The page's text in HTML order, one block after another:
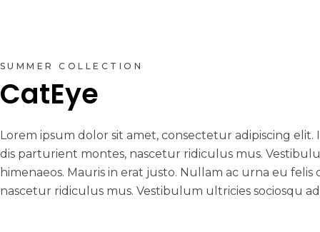
SUMMER COLLECTION
CatEye
Lorem ipsum dolor sit amet, consectetur adipiscing
dis parturient montes, nascetur ridiculus mus.
himenaeos. Mauris in erat justo. Nullam ac urna eu
nascetur ridiculus mus. Vestibulum ultricies sociosqu